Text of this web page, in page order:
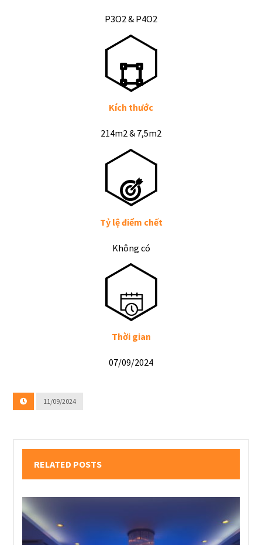
P3O2 & P4O2
Kích thước
214m2 & 7,5m2
Tỷ lệ điểm chết
Không có
Thời gian
07/09/2024
11/09/2024
RELATED POSTS